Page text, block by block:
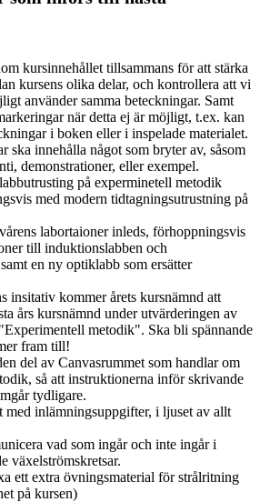
kursinnehållet tillsammans för att stärka
kursens olika delar, och kontrollera att vi
använder samma beteckningar. Samt
när detta ej är möjligt, t.ex. kan
i boken eller i inspelade materialet.
ska innehålla något som bryter av, såsom
demonstrationer, eller exempel.
på experminetell metodik
med modern tidtagningsutrustning på
labortaioner inleds, förhoppningsvis
till induktionslabben och
en ny optiklabb som ersätter
insitativ kommer årets kursnämnd att
års kursnämnd under utvärderingen av
metodik". Ska bli spännande
fram till!
del av Canvasrummet som handlar om
så att instruktionerna inför skrivande
tydligare.
med inlämningsuppgifter, i ljuset av allt
vad som ingår och inte ingår i
växelströmskretsar.
ett extra övningsmaterial för strålritning
på kursen)